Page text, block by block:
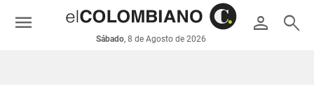
económicos
Colombia
person search
Sábado, 8 de Agosto de 2026
menu